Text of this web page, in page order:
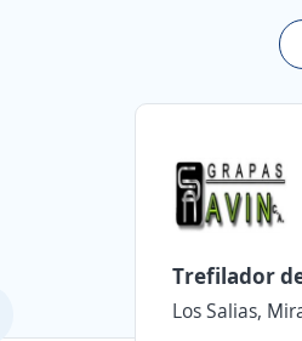
Trefilador
Los Salias,